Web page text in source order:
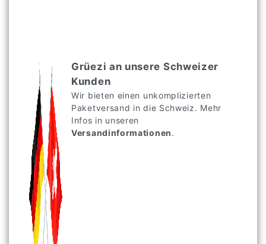
Grüezi an unsere Schweizer
Kunden
Wir bieten einen unkomplizierten
Paketversand in die Schweiz. Mehr
Infos in unseren
Versandinformationen.